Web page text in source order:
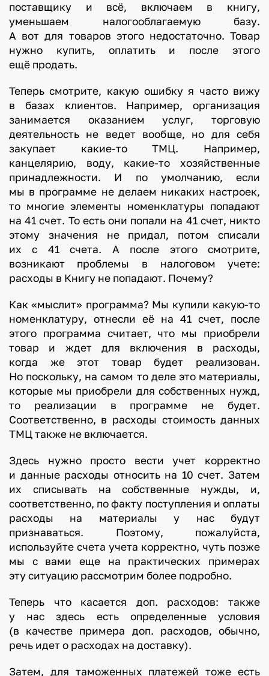
поставщику и всё, включаем в книгу,
уменьшаем налогооблагаемую базу.
А вот для товаров этого недостаточно. Товар
нужно купить, оплатить и после этого
ещё продать.
Теперь смотрите, какую ошибку я часто вижу
в базах клиентов. Например, организация
занимается оказанием услуг, торговую
деятельность не ведет вообще, но для себя
закупает какие-то ТМЦ. Например,
канцелярию, воду, какие-то хозяйственные
принадлежности. И по умолчанию, если
мы в программе не делаем никаких настроек,
то многие элементы номенклатуры попадают
на 41 счет. То есть они попали на 41 счет, никто
этому значения не придал, потом списали
их с 41 счета. А после этого смотрите,
возникают проблемы в налоговом учете:
расходы в Книгу не попадают. Почему?
Как «мыслит» программа? Мы купили какую-то
номенклатуру, отнесли её на 41 счет, после
этого программа считает, что мы приобрели
товар и ждет для включения в расходы,
когда же этот товар будет реализован.
Но поскольку, на самом то деле это материалы,
которые мы приобрели для собственных нужд,
то реализации в программе не будет.
Соответственно, в расходы стоимость данных
ТМЦ также не включается.
Здесь нужно просто вести учет корректно
и данные расходы относить на 10 счет. Затем
их списывать на собственные нужды, и,
соответственно, по факту поступления и оплаты
расходы на материалы у нас будут
признаваться. Поэтому, пожалуйста,
используйте счета учета корректно, чуть позже
мы с вами еще на практических примерах
эту ситуацию рассмотрим более подробно.
Теперь что касается доп. расходов: также
у нас здесь есть определенные условия
(в качестве примера доп. расходов, обычно,
речь идет о расходах на доставку).
Затем, для таможенных платежей тоже есть